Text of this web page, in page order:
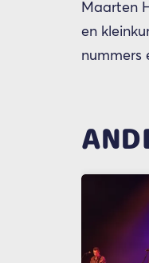
Maarten
en
nummers